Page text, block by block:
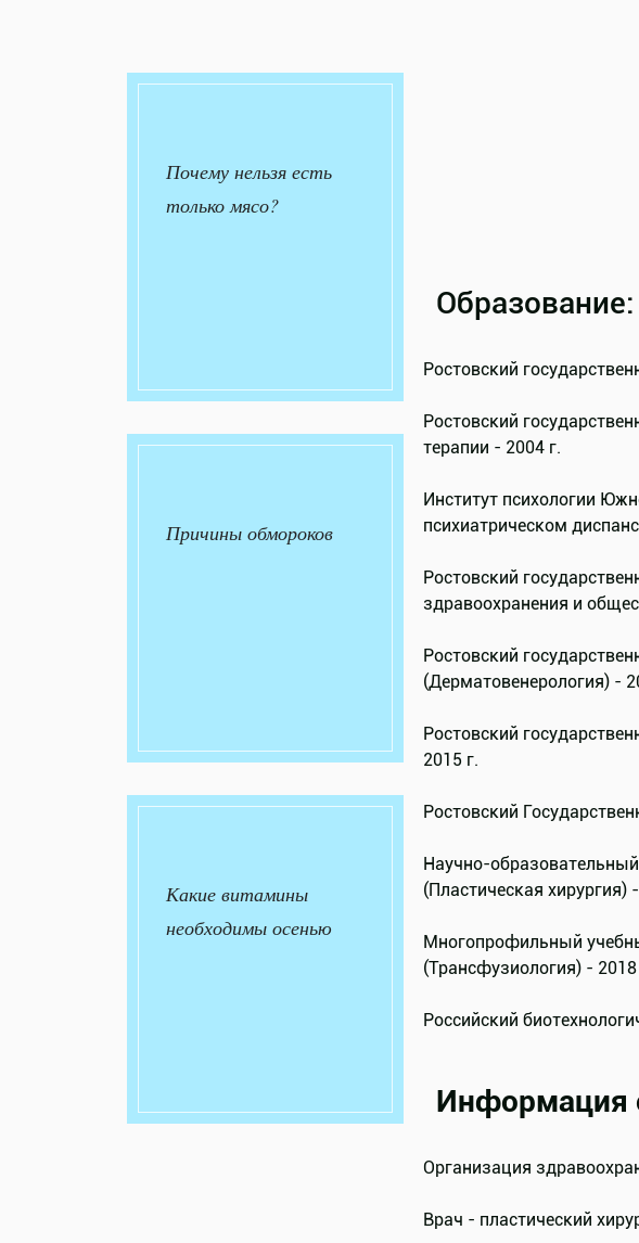
Образование:
Ростовский
Ростовский
терапии - 2004 г.
Институт психологии
психиатрическом
Ростовский
здравоохранения и
Ростовский
(Дерматовенерология) -
Ростовский
2015 г.
Ростовский
Научно-
(Пластическая хирургия)
Многопрофильный
(Трансфузиология) - 2018
Российский
Информация
Организация
Врач - пластический
Почему нельзя есть
только мясо?
Причины обмороков
Какие витамины
необходимы осенью